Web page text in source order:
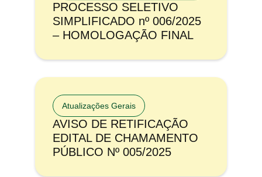
PROCESSO SELETIVO
SIMPLIFICADO nº 006/2025
– HOMOLOGAÇÃO FINAL
Atualizações Gerais
AVISO DE RETIFICAÇÃO
EDITAL DE CHAMAMENTO
PÚBLICO Nº 005/2025